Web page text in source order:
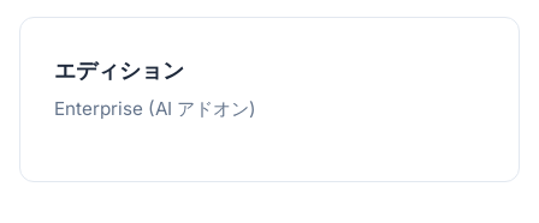
エディション
Enterprise (AI アドオン)